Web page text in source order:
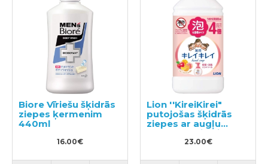
Biore Vīriešu šķidrās
ziepes ķermenim
440ml
16.00€
Lion ''KireiKirei"
putojošas šķidrās
ziepes ar augļu
aromātu, pildviela
23.00€